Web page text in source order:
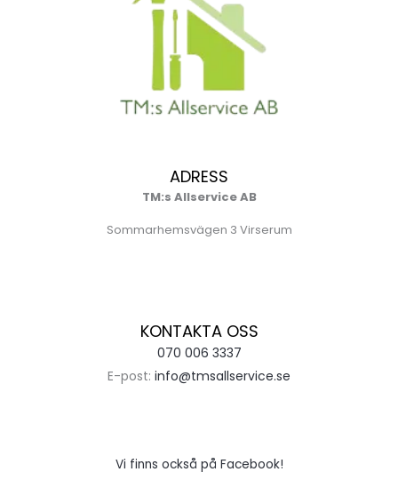
ADRESS
TM:s Allservice AB
Sommarhemsvägen 3 Virserum
KONTAKTA OSS
070 006 3337
E-post: info@tmsallservice.se
Vi finns också på Facebook!